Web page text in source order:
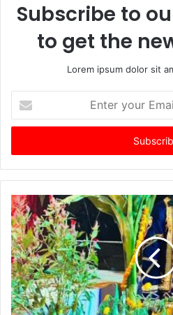
Subscribe to
to get the
Lorem ipsum dolor sit
your
Email